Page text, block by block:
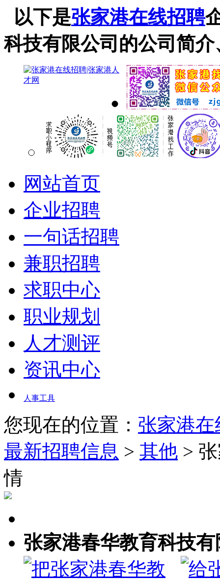
以下是张家港在线招聘
科技有限公司的公司简
网站首页
企业招聘
一句话招聘
兼职招聘
求职中心
职业规划
人才测评
资讯中心
人事工具
您现在的位置： 张家港
最新招聘信息 > 其他 >
情
张家港春华教育科技